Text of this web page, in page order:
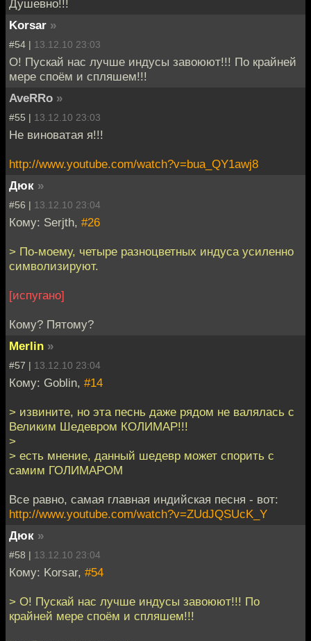
Душевно!!!
Korsar »
#54 | 13.12.10 23:03
О! Пускай нас лучше индусы завоюют!!! По крайней
мере споём и спляшем!!!
AveRRo »
#55 | 13.12.10 23:03
Не виноватая я!!!
http://www.youtube.com/watch?v=bua_QY1awj8
Дюк »
#56 | 13.12.10 23:04
Кому: Serjth, #26
> По-моему, четыре разноцветных индуса усиленно
символизируют.
[испугано]
Кому? Пятому?
Merlin »
#57 | 13.12.10 23:04
Кому: Goblin, #14
> извините, но эта песнь даже рядом не валялась с
Великим Шедевром КОЛИМАР!!!
>
> есть мнение, данный шедевр может спорить с
самим ГОЛИМАРОМ
Все равно, самая главная индийская песня - вот:
http://www.youtube.com/watch?v=ZUdJQSUcK_Y
Дюк »
#58 | 13.12.10 23:04
Кому: Korsar, #54
> О! Пускай нас лучше индусы завоюют!!! По
крайней мере споём и спляшем!!!